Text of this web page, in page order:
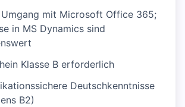
Umgang mit Microsoft Office 365;
in MS Dynamics sind
Klasse B erforderlich
Deutschkenntnisse
B2)